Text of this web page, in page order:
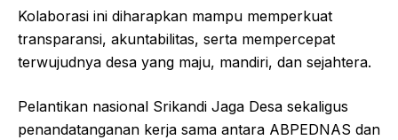
Kolaborasi ini diharapkan mampu memperkuat
transparansi, akuntabilitas, serta mempercepat
terwujudnya desa yang maju, mandiri, dan sejahtera.
Pelantikan nasional Srikandi Jaga Desa sekaligus
penandatanganan kerja sama antara ABPEDNAS dan